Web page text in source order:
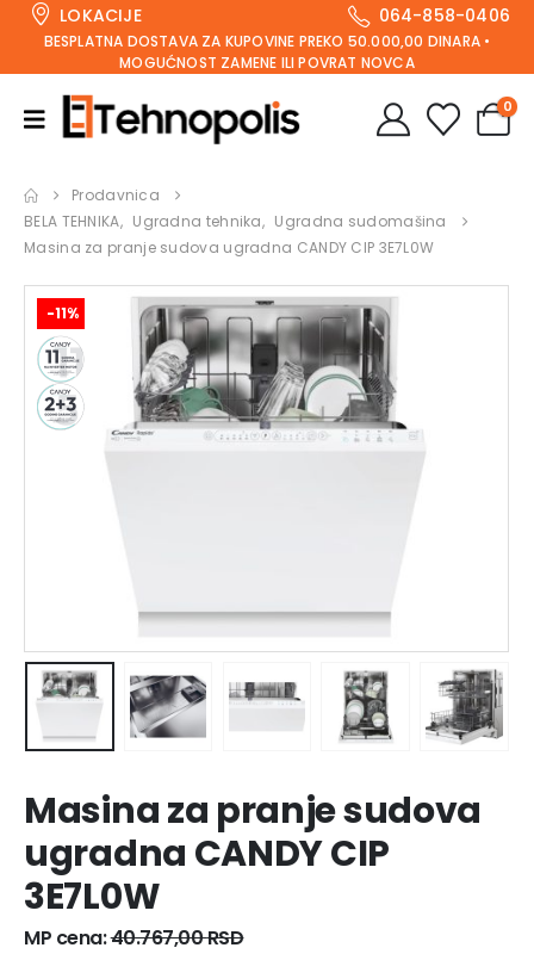
LOKACIJE 064-858-0406
BESPLATNA DOSTAVA ZA KUPOVINE PREKO 50.000,00 DINARA •
MOGUĆNOST ZAMENE ILI POVRAT NOVCA
0
Prodavnica
BELA TEHNIKA, Ugradna tehnika, Ugradna sudomašina
Masina za pranje sudova ugradna CANDY CIP 3E7L0W
-11%
Masina za pranje sudova
ugradna CANDY CIP
3E7L0W
MP cena:40.767,00RSD